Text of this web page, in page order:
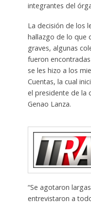
integrantes del
La decisión de los
hallazgo de lo que
graves, algunas
fueron
se les hizo a los
Cuentas, la cual
el presidente de la
Genao Lanza.
“Se agotaron
entrevistaron a